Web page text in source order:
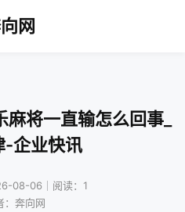
网
将一直输怎么回事_
-企业快讯
08-06｜阅读：1
：奔向网